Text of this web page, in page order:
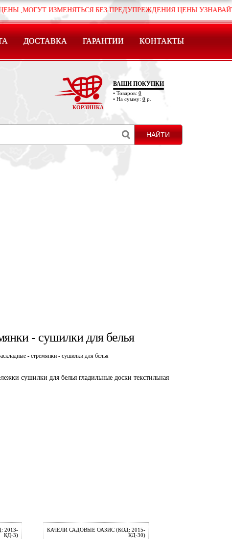
ИЗМЕНЯТЬСЯ БЕЗ ПРЕДУПРЕЖДЕНИЯ.ЦЕНЫ УЗНАВАЙТЕ ПО
ДОСТАВКА ГАРАНТИИ КОНТАКТЫ
КОРЗИНКА
ВАШИ ПОКУПКИ
• Товаров: 0
• На сумму: 0 р.
- сушилки для белья
- стремянки - сушилки для белья
сушилки для белья гладильные доски текстильная
2013-
КД-3)
КАЧЕЛИ САДОВЫЕ ОАЗИС (КОД: 2015-
КД-30)